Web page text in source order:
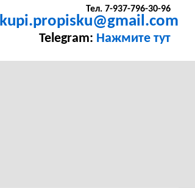
Тел. 7-937-796-30-96
kupi.propisku@gmail.com
Telegram: Нажмите тут